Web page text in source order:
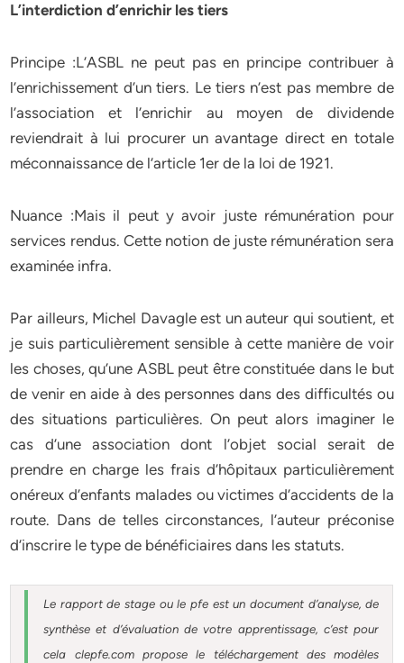
L’interdiction d’enrichir les tiers
Principe :L’ASBL ne peut pas en principe contribuer à
l’enrichissement d’un tiers. Le tiers n’est pas membre de
l’association et l’enrichir au moyen de dividende
reviendrait à lui procurer un avantage direct en totale
méconnaissance de l’article 1er de la loi de 1921.
Nuance :Mais il peut y avoir juste rémunération pour
services rendus. Cette notion de juste rémunération sera
examinée infra.
Par ailleurs, Michel Davagle est un auteur qui soutient, et
je suis particulièrement sensible à cette manière de voir
les choses, qu’une ASBL peut être constituée dans le but
de venir en aide à des personnes dans des difficultés ou
des situations particulières. On peut alors imaginer le
cas d’une association dont l’objet social serait de
prendre en charge les frais d’hôpitaux particulièrement
onéreux d’enfants malades ou victimes d’accidents de la
route. Dans de telles circonstances, l’auteur préconise
d’inscrire le type de bénéficiaires dans les statuts.
Le rapport de stage ou le pfe est un document d’analyse, de
synthèse et d’évaluation de votre apprentissage, c’est pour
cela clepfe.com propose le téléchargement des modèles